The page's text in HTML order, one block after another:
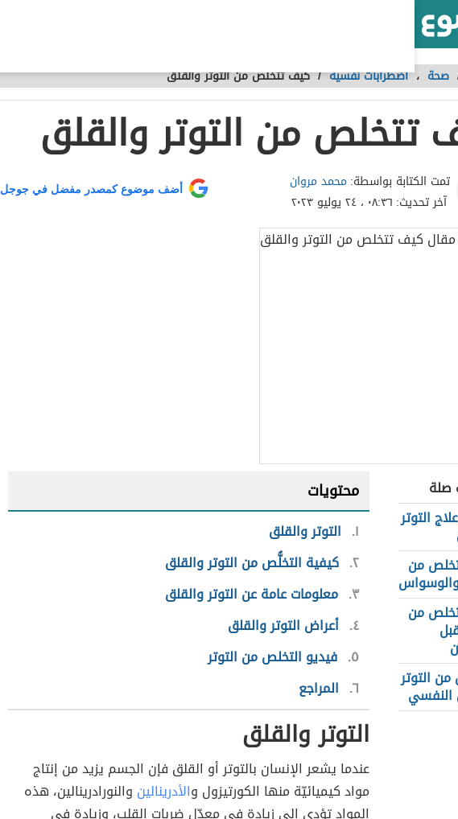
صحة ،اضطرابات نفسية /كيف تتخلص من التوتر والقلق
تتخلص من التوتر والقلق
تمت الكتابة بواسطة: محمد مروان
آخر تحديث: ٠٨:٣٦ ، ٢٤ يوليو ٢٠٢٣
أضف موضوع كمصدر مفضل في جوجل
صلة
التوتر
من
من
التوتر
النفسي
محتويات
١ التوتر والقلق
٢ كيفية التخلُّص من التوتر والقلق
٣ معلومات عامة عن التوتر والقلق
٤ أعراض التوتر والقلق
٥ فيديو التخلص من التوتر
٦ المراجع
التوتر والقلق
عندما يشعر الإنسان بالتوتر أو القلق فإن الجسم يزيد من إنتاج
مواد كيميائيّة منها الكورتيزول والأدرينالين والنورادرينالين، هذه
المواد تؤدي إلى زيادةٍ في معدّل ضربات القلب، وزيادةٍ في